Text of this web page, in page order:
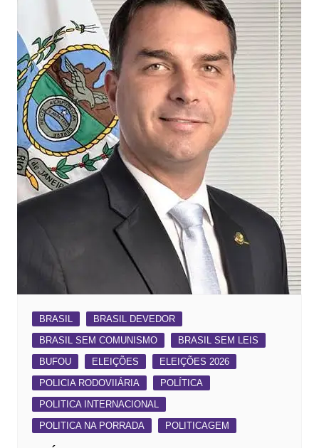
BRASIL
BRASIL DEVEDOR
BRASIL SEM COMUNISMO
BRASIL SEM LEIS
BUFOU
ELEIÇÕES
ELEIÇÕES 2026
POLICIA RODOVIIÁRIA
POLÍTICA
POLITICA INTERNACIONAL
POLITICA NA PORRADA
POLITICAGEM